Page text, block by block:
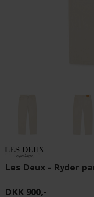
Les Deux - Ryder
DKK 900,-